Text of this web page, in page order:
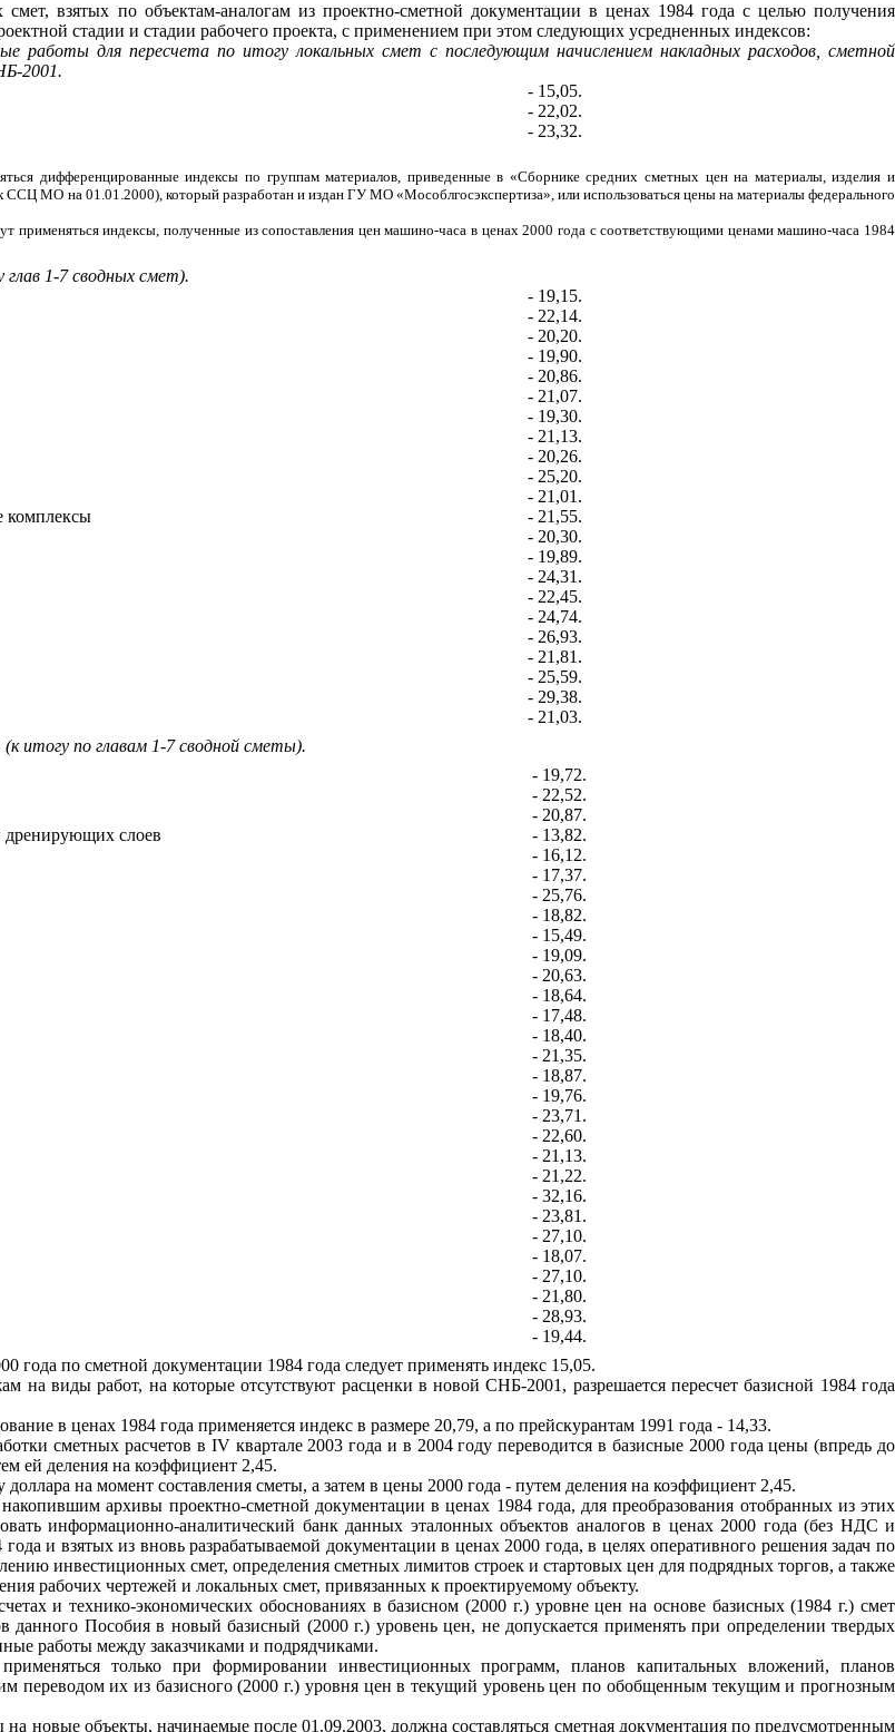
взятых по объектам-аналогам из проектно-сметной документации в ценах 1984 года с целью получения
стадии и стадии рабочего проекта, с применением при этом следующих усредненных индексов:
для пересчета по итогу локальных смет с последующим начислением накладных расходов, сметной
2001.
- 15,05.
- 22,02.
- 23,32.
дифференцированные индексы по группам материалов, приведенные в «Сборнике средних сметных цен на материалы, изделия и
МО на 01.01.2000), который разработан и издан ГУ МО «Мособлгосэкспертиза», или использоваться цены на материалы федерального
применяться индексы, полученные из сопоставления цен машино-часа в ценах 2000 года с соответствующими ценами машино-часа 1984
1-7 сводных смет).
- 19,15.
- 22,14.
- 20,20.
- 19,90.
- 20,86.
- 21,07.
- 19,30.
- 21,13.
- 20,26.
- 25,20.
- 21,01.
комплексы
- 21,55.
- 20,30.
- 19,89.
- 24,31.
- 22,45.
- 24,74.
- 26,93.
- 21,81.
- 25,59.
- 29,38.
- 21,03.
итогу по главам 1-7 сводной сметы).
- 19,72.
- 22,52.
- 20,87.
дренирующих слоев
- 13,82.
- 16,12.
- 17,37.
- 25,76.
- 18,82.
- 15,49.
- 19,09.
- 20,63.
- 18,64.
- 17,48.
- 18,40.
- 21,35.
- 18,87.
- 19,76.
- 23,71.
- 22,60.
- 21,13.
- 21,22.
- 32,16.
- 23,81.
- 27,10.
- 18,07.
- 27,10.
- 21,80.
- 28,93.
- 19,44.
года по сметной документации 1984 года следует применять индекс 15,05.
на виды работ, на которые отсутствуют расценки в новой СНБ-2001, разрешается пересчет базисной 1984 года
в ценах 1984 года применяется индекс в размере 20,79, а по прейскурантам 1991 года - 14,33.
сметных расчетов в IV квартале 2003 года и в 2004 году переводится в базисные 2000 года цены (впредь до
ей деления на коэффициент 2,45.
на момент составления сметы, а затем в цены 2000 года - путем деления на коэффициент 2,45.
архивы проектно-сметной документации в ценах 1984 года, для преобразования отобранных из этих
информационно-аналитический банк данных эталонных объектов аналогов в ценах 2000 года (без НДС и
и взятых из вновь разрабатываемой документации в ценах 2000 года, в целях оперативного решения задач по
инвестиционных смет, определения сметных лимитов строек и стартовых цен для подрядных торгов, а также
рабочих чертежей и локальных смет, привязанных к проектируемому объекту.
и технико-экономических обоснованиях в базисном (2000 г.) уровне цен на основе базисных (1984 г.) смет
Пособия в новый базисный (2000 г.) уровень цен, не допускается применять при определении твердых
работы между заказчиками и подрядчиками.
только при формировании инвестиционных программ, планов капитальных вложений, планов
переводом их из базисного (2000 г.) уровня цен в текущий уровень цен по обобщенным текущим и прогнозным
новые объекты, начинаемые после 01.09.2003, должна составляться сметная документация по предусмотренным